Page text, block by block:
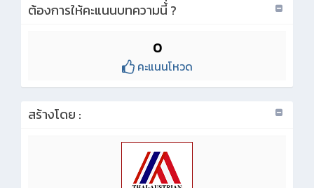
ต้องการให้คะแนนบทความนี้่ ?
0
คะแนนโหวด
สร้างโดย :